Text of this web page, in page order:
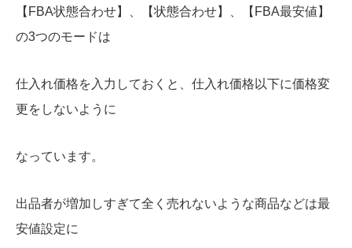
【FBA状態合わせ】、【状態合わせ】、【FBA最安値】
の3つのモードは
仕入れ価格を入力しておくと、仕入れ価格以下に価格変
更をしないように
なっています。
出品者が増加しすぎて全く売れないような商品などは最
安値設定に